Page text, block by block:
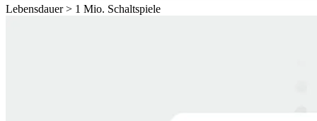
Lebensdauer > 1 Mio. Schaltspiele